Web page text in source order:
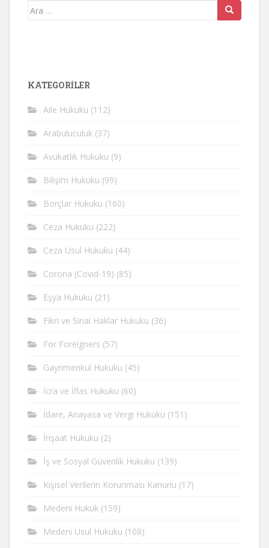
Arama
KATEGORİLER
Aile Hukuku (112)
Arabuluculuk (37)
Avukatlık Hukuku (9)
Bilişim Hukuku (99)
Borçlar Hukuku (160)
Ceza Hukuku (222)
Ceza Usul Hukuku (44)
Corona (Covid-19) (85)
Eşya Hukuku (21)
Fikri ve Sinai Haklar Hukuku (36)
For Foreigners (57)
Gayrimenkul Hukuku (45)
İcra ve İflas Hukuku (60)
İdare, Anayasa ve Vergi Hukuku (151)
İnşaat Hukuku (2)
İş ve Sosyal Güvenlik Hukuku (139)
Kişisel Verilerin Korunması Kanunu (17)
Medeni Hukuk (159)
Medeni Usul Hukuku (108)